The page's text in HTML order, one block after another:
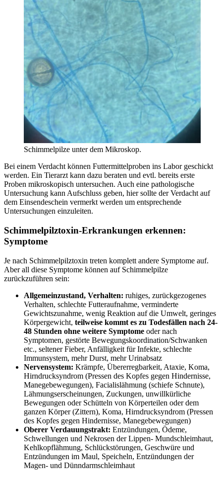
Schimmelpilze unter dem Mikroskop.
Bei einem Verdacht können Futtermittelproben ins Labor geschickt
werden. Ein Tierarzt kann dazu beraten und evtl. bereits erste
Proben mikroskopisch untersuchen. Auch eine pathologische
Untersuchung kann Aufschluss geben, hier sollte der Verdacht auf
dem Einsendeschein vermerkt werden um entsprechende
Untersuchungen einzuleiten.
Schimmelpilztoxin-Erkrankungen erkennen:
Symptome
Je nach Schimmelpilztoxin treten komplett andere Symptome auf.
Aber all diese Symptome können auf Schimmelpilze
zurückzuführen sein:
Allgemeinzustand, Verhalten: ruhiges, zurückgezogenes
Verhalten, schlechte Futteraufnahme, verminderte
Gewichtszunahme, wenig Reaktion auf die Umwelt, geringes
Körpergewicht, teilweise kommt es zu Todesfällen nach 24-
48 Stunden ohne weitere Symptome oder nach
Symptomen, gestörte Bewegungskoordination/Schwanken
etc., seltener Fieber, Anfälligkeit für Infekte, schlechte
Immunsystem, mehr Durst, mehr Urinabsatz
Nervensystem: Krämpfe, Übererregbarkeit, Ataxie, Koma,
Hirndrucksyndrom (Pressen des Kopfes gegen Hindernisse,
Manegebewegungen), Facialislähmung (schiefe Schnute),
Lähmungserscheinungen, Zuckungen, unwillkürliche
Bewegungen oder Schütteln von Körperteilen oder dem
ganzen Körper (Zittern), Koma, Hirndrucksyndrom (Pressen
des Kopfes gegen Hindernisse, Manegebewegungen)
Oberer Verdauungstrakt: Entzündungen, Ödeme,
Schwellungen und Nekrosen der Lippen- Mundschleimhaut,
Kehlkopflähmung, Schlückstörungen, Geschwüre und
Entzündungen im Maul, Speicheln, Entzündungen der
Magen- und Dünndarmschleimhaut